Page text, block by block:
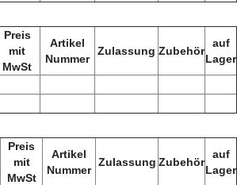
Preis
mit
MwSt
Artikel
Nummer
Zulassung Zubehör
auf
Lager
Preis
mit
MwSt
Artikel
Nummer
Zulassung Zubehör
auf
Lager